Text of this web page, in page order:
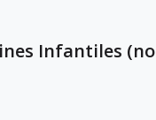
Infantiles (no